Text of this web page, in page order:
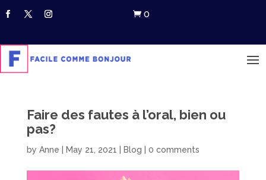
 0
Faire des fautes à l’oral, bien ou
pas?
by Anne May 21, 2021 Blog 0 comments